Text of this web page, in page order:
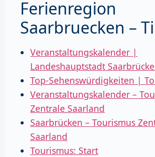
Ferienregion
Saarbruecken –
Veranstaltungskalender |
Landeshauptstadt
Top-Sehenswürdigkeiten |
Veranstaltungskalender –
Zentrale Saarland
Saarbrücken – Tourismus
Saarland
Tourismus: Start